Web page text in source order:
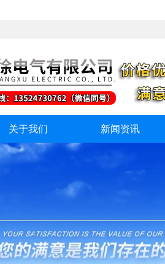
关于我们 新闻资讯